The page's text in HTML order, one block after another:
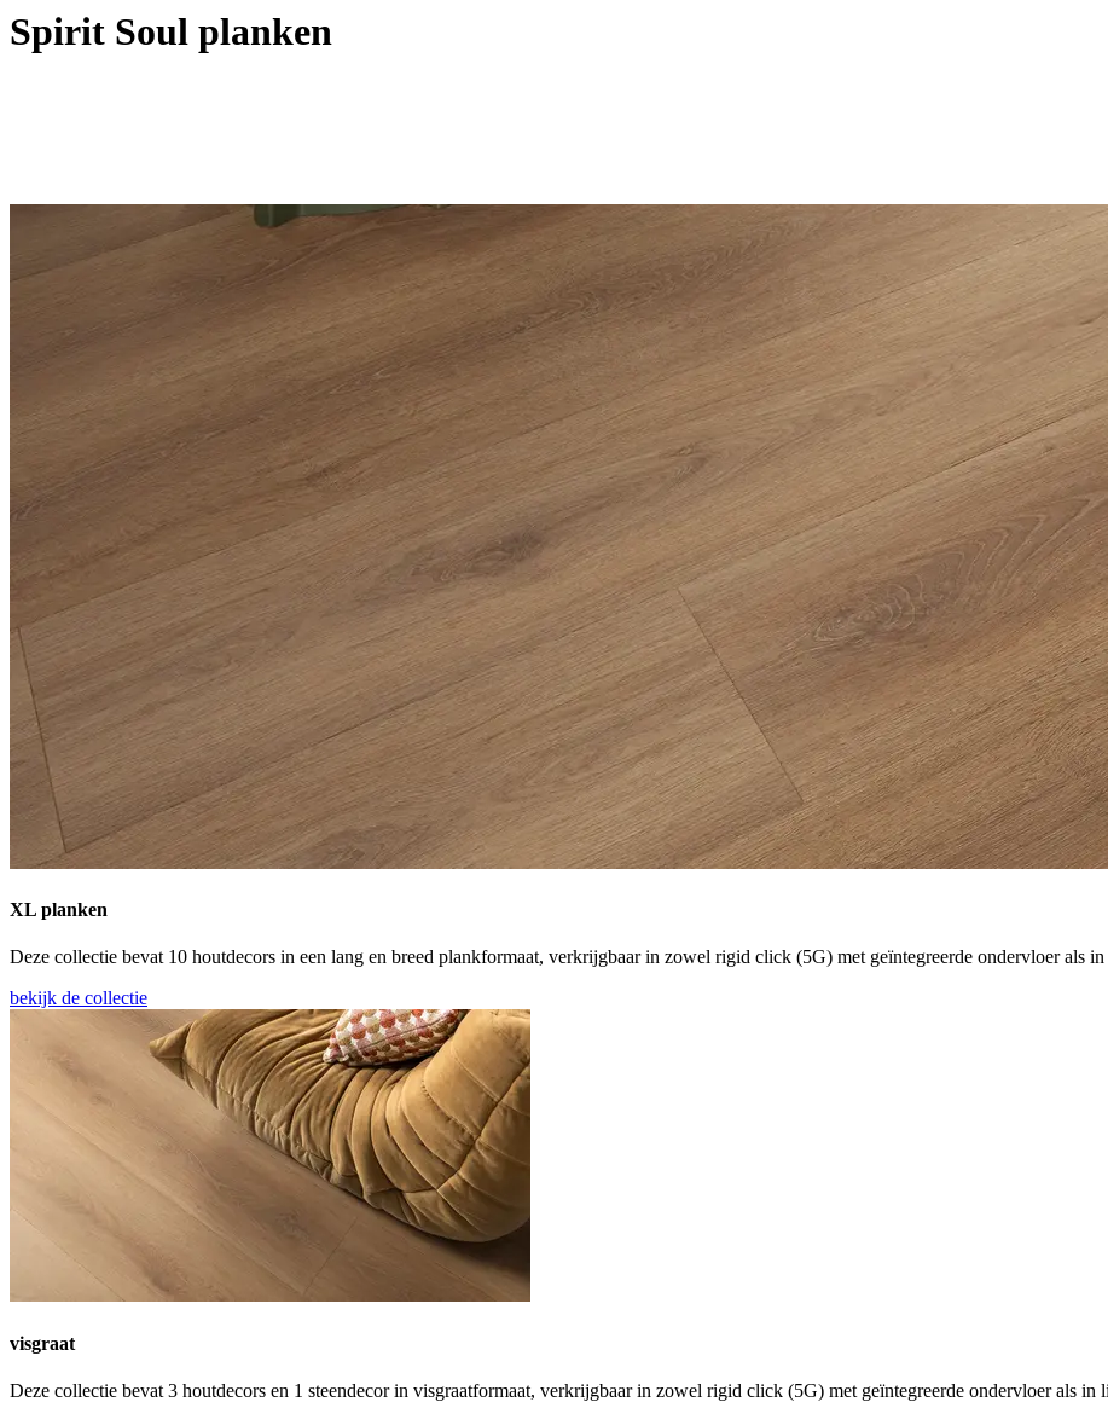
Spirit Soul planken
XL planken
Deze collectie bevat 10 houtdecors in een lang en breed plankformaat, verkrijgbaar in zowel rigid click (5G) met geïntegreerde ondervloer als
bekijk de collectie
visgraat
Deze collectie bevat 3 houtdecors en 1 steendecor in visgraatformaat, verkrijgbaar in zowel rigid click (5G) met geïntegreerde ondervloer als in